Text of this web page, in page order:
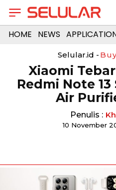
HOME NEWS
Selular.id -
Xiaomi
Redmi Note
Air
Penulis :
10 November